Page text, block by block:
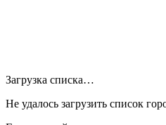
Загрузка списка…
Не удалось загрузить список